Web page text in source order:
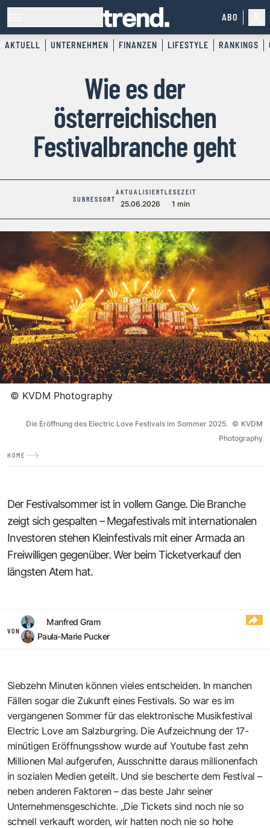
ABO
AKTUELL UNTERNEHMEN FINANZEN LIFESTYLE RANKINGS
Wie es der
österreichischen
Festivalbranche geht
SUBRESSORT
AKTUALISIERT
25.06.2026
LESEZEIT
1 min
© KVDM Photography
Die Eröffnung des Electric Love Festivals im Sommer 2025. © KVDM
Photography
HOME
Der Festivalsommer ist in vollem Gange. Die Branche
zeigt sich gespalten – Megafestivals mit internationalen
Investoren stehen Kleinfestivals mit einer Armada an
Freiwilligen gegenüber. Wer beim Ticketverkauf den
längsten Atem hat.
VON
Manfred Gram
Paula-Marie Pucker
Siebzehn Minuten können vieles entscheiden. In manchen
Fällen sogar die Zukunft eines Festivals. So war es im
vergangenen Sommer für das elektronische Musikfestival
Electric Love am Salzburgring. Die Aufzeichnung der 17-
minütigen Eröffnungsshow wurde auf Youtube fast zehn
Millionen Mal aufgerufen, Ausschnitte daraus millionenfach
in sozialen Medien geteilt. Und sie bescherte dem Festival –
neben anderen Faktoren – das beste Jahr seiner
Unternehmensgeschichte. „Die Tickets sind noch nie so
schnell verkauft worden, wir hatten noch nie so hohe